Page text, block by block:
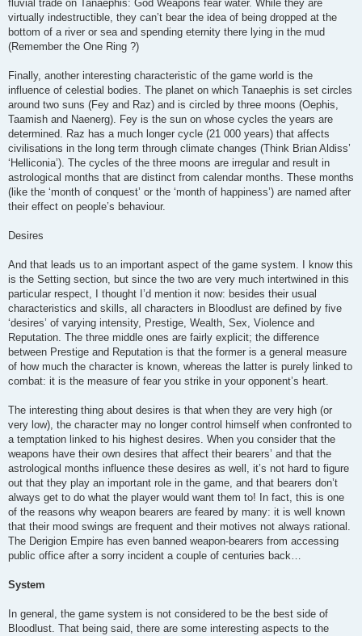
fluvial trade on Tanaephis: God Weapons fear water. While they are
virtually indestructible, they can’t bear the idea of being dropped at the
bottom of a river or sea and spending eternity there lying in the mud
(Remember the One Ring ?)
Finally, another interesting characteristic of the game world is the
influence of celestial bodies. The planet on which Tanaephis is set circles
around two suns (Fey and Raz) and is circled by three moons (Oephis,
Taamish and Naenerg). Fey is the sun on whose cycles the years are
determined. Raz has a much longer cycle (21 000 years) that affects
civilisations in the long term through climate changes (Think Brian Aldiss’
‘Helliconia’). The cycles of the three moons are irregular and result in
astrological months that are distinct from calendar months. These months
(like the ‘month of conquest’ or the ‘month of happiness’) are named after
their effect on people’s behaviour.
Desires
And that leads us to an important aspect of the game system. I know this
is the Setting section, but since the two are very much intertwined in this
particular respect, I thought I’d mention it now: besides their usual
characteristics and skills, all characters in Bloodlust are defined by five
‘desires’ of varying intensity, Prestige, Wealth, Sex, Violence and
Reputation. The three middle ones are fairly explicit; the difference
between Prestige and Reputation is that the former is a general measure
of how much the character is known, whereas the latter is purely linked to
combat: it is the measure of fear you strike in your opponent’s heart.
The interesting thing about desires is that when they are very high (or
very low), the character may no longer control himself when confronted to
a temptation linked to his highest desires. When you consider that the
weapons have their own desires that affect their bearers’ and that the
astrological months influence these desires as well, it’s not hard to figure
out that they play an important role in the game, and that bearers don’t
always get to do what the player would want them to! In fact, this is one
of the reasons why weapon bearers are feared by many: it is well known
that their mood swings are frequent and their motives not always rational.
The Derigion Empire has even banned weapon-bearers from accessing
public office after a sorry incident a couple of centuries back…
System
In general, the game system is not considered to be the best side of
Bloodlust. That being said, there are some interesting aspects to the